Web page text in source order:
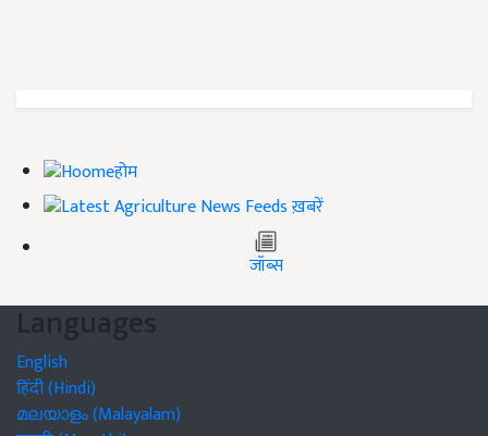
होम
ख़बरें
जॉब्स
Languages
English
हिंदी (Hindi)
മലയാളം (Malayalam)